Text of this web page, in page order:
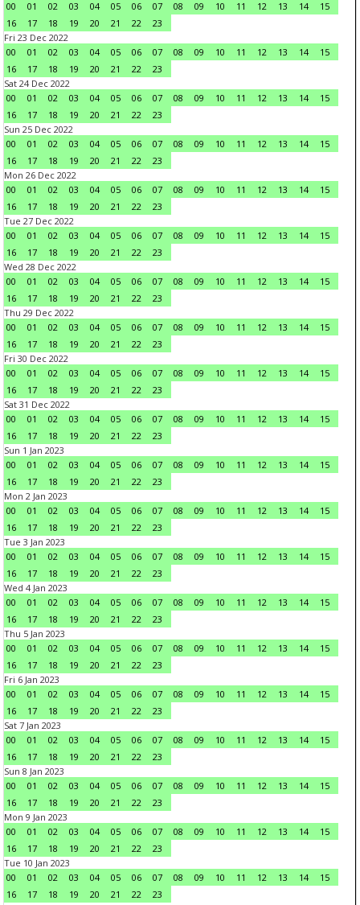
00
01 02 03 04 05 06 07 08 09 10 11 12 13 14
15
16
17 18 19 20 21 22
23
Fri 23 Dec 2022
00
01 02 03 04 05 06 07 08 09 10 11 12 13 14
15
16
17 18 19 20 21 22
23
Sat 24 Dec 2022
00
01 02 03 04 05 06 07 08 09 10 11 12 13 14
15
16
17 18 19 20 21 22
23
Sun 25 Dec 2022
00
01 02 03 04 05 06 07 08 09 10 11 12 13 14
15
16
17 18 19 20 21 22
23
Mon 26 Dec 2022
00
01 02 03 04 05 06 07 08 09 10 11 12 13 14
15
16
17 18 19 20 21 22
23
Tue 27 Dec 2022
00
01 02 03 04 05 06 07 08 09 10 11 12 13 14
15
16
17 18 19 20 21 22
23
Wed 28 Dec 2022
00
01 02 03 04 05 06 07 08 09 10 11 12 13 14
15
16
17 18 19 20 21 22
23
Thu 29 Dec 2022
00
01 02 03 04 05 06 07 08 09 10 11 12 13 14
15
16
17 18 19 20 21 22
23
Fri 30 Dec 2022
00
01 02 03 04 05 06 07 08 09 10 11 12 13 14
15
16
17 18 19 20 21 22
23
Sat 31 Dec 2022
00
01 02 03 04 05 06 07 08 09 10 11 12 13 14
15
16
17 18 19 20 21 22
23
Sun 1 Jan 2023
00
01 02 03 04 05 06 07 08 09 10 11 12 13 14
15
16
17 18 19 20 21 22
23
Mon 2 Jan 2023
00
01 02 03 04 05 06 07 08 09 10 11 12 13 14
15
16
17 18 19 20 21 22
23
Tue 3 Jan 2023
00
01 02 03 04 05 06 07 08 09 10 11 12 13 14
15
16
17 18 19 20 21 22
23
Wed 4 Jan 2023
00
01 02 03 04 05 06 07 08 09 10 11 12 13 14
15
16
17 18 19 20 21 22
23
Thu 5 Jan 2023
00
01 02 03 04 05 06 07 08 09 10 11 12 13 14
15
16
17 18 19 20 21 22
23
Fri 6 Jan 2023
00
01 02 03 04 05 06 07 08 09 10 11 12 13 14
15
16
17 18 19 20 21 22
23
Sat 7 Jan 2023
00
01 02 03 04 05 06 07 08 09 10 11 12 13 14
15
16
17 18 19 20 21 22
23
Sun 8 Jan 2023
00
01 02 03 04 05 06 07 08 09 10 11 12 13 14
15
16
17 18 19 20 21 22
23
Mon 9 Jan 2023
00
01 02 03 04 05 06 07 08 09 10 11 12 13 14
15
16
17 18 19 20 21 22
23
Tue 10 Jan 2023
00
01 02 03 04 05 06 07 08 09 10 11 12 13 14
15
16
17 18 19 20 21 22
23